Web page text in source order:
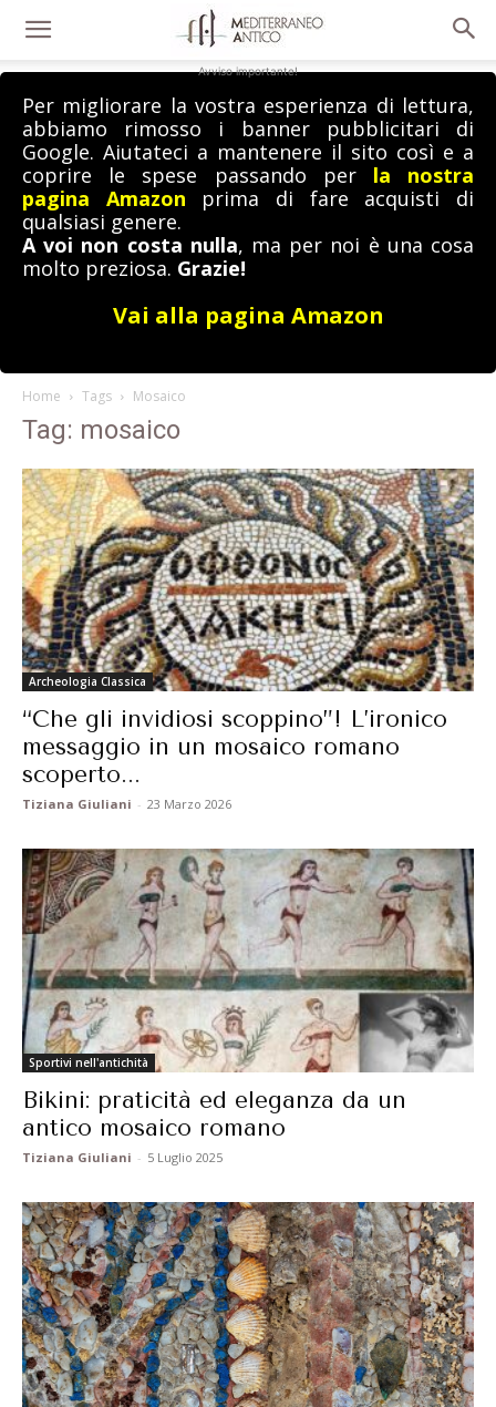
Avviso importante!
Per migliorare la vostra esperienza di lettura,
abbiamo rimosso i banner pubblicitari di
Google. Aiutateci a mantenere il sito così e a
coprire le spese passando per la nostra
pagina Amazon prima di fare acquisti di
qualsiasi genere.
A voi non costa nulla, ma per noi è una cosa
molto preziosa. Grazie!
Vai alla pagina Amazon
Home Tags Mosaico
Tag: mosaico
Archeologia Classica
“Che gli invidiosi scoppino”! L’ironico
messaggio in un mosaico romano
scoperto...
Tiziana Giuliani - 23 Marzo 2026
Sportivi nell'antichità
Bikini: praticità ed eleganza da un
antico mosaico romano
Tiziana Giuliani - 5 Luglio 2025